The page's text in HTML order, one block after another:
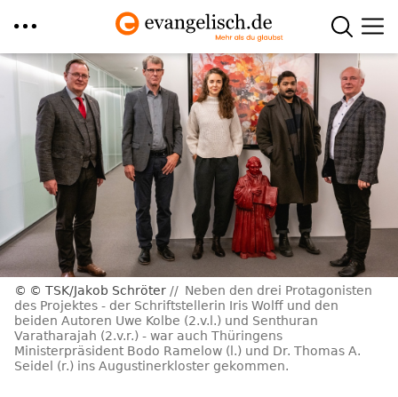
Direkt
Inhalt
© TSK/Jakob Schröter
Neben den drei Protagonisten
des Projektes - der Schriftstellerin Iris Wolff und den
beiden Autoren Uwe Kolbe (2.v.l.) und Senthuran
Varatharajah (2.v.r.) - war auch Thüringens
Ministerpräsident Bodo Ramelow (l.) und Dr. Thomas A.
Seidel (r.) ins Augustinerkloster gekommen.